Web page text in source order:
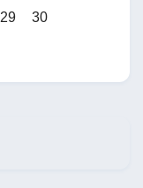
29
30